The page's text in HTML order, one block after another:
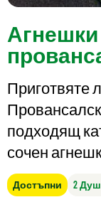
Агнешки
Приготвяте
подходящ
сочен
Достъпни 2